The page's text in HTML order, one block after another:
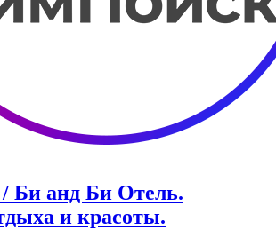
Би анд Би Отель.
и красоты.